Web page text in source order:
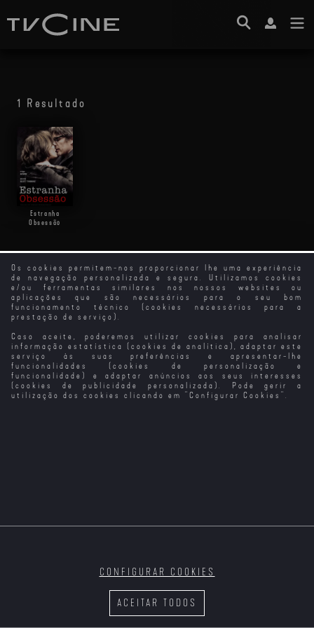
Os cookies permitem-nos proporcionar lhe uma experiência
de navegação personalizada e segura. Utilizamos cookies
e/ou ferramentas similares nos nossos websites ou
aplicações que são necessários para o seu bom
funcionamento técnico (cookies necessários para a
prestação de serviço).
Caso aceite, poderemos utilizar cookies para analisar
informação estatística (cookies de analítica), adaptar este
serviço às suas preferências e apresentar-lhe
funcionalidades (cookies de personalização e
funcionalidade) e adaptar anúncios aos seus interesses
(cookies de publicidade personalizada). Pode gerir a
utilização dos cookies clicando em " Configurar Cookies ".
ACEITAR TODOS
CONFIGURAR COOKIES
1 Resultado
Estranha
Obsessão